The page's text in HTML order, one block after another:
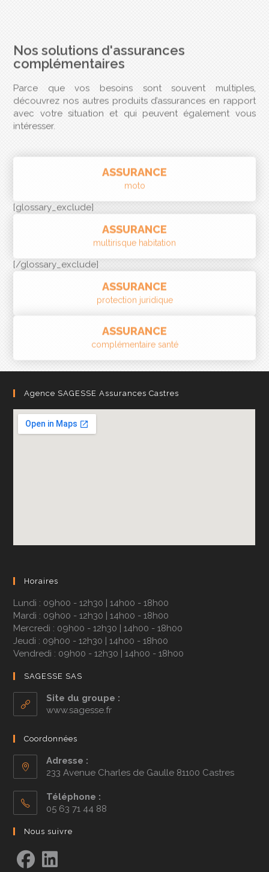
Parce que vos besoins sont souvent multiples,
découvrez nos autres produits d’assurances en rapport
avec votre situation et qui peuvent également vous
intéresser.
moto
ASSURANCE
multirisque habitation
ASSURANCE
protection juridique
ASSURANCE
Agence SAGESSE Assurances Castres
Horaires
Lundi : 09h00 - 12h30 | 14h00 - 18h00
Mardi : 09h00 - 12h30 | 14h00 - 18h00
Mercredi : 09h00 - 12h30 | 14h00 - 18h00
Jeudi : 09h00 - 12h30 | 14h00 - 18h00
Vendredi : 09h00 - 12h30 | 14h00 - 18h00
SAGESSE SAS
Site du groupe :
www.sagesse.fr
Coordonnées
Adresse :
233 Avenue Charles de Gaulle 81100 Castres
Téléphone :
05 63 71 44 88
Nous suivre